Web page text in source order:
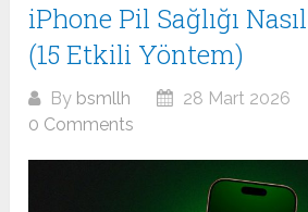
iPhone Pil Sağlığı
(15 Etkili Yöntem)
By bsmllh 28 Mart 2026
0 Comments